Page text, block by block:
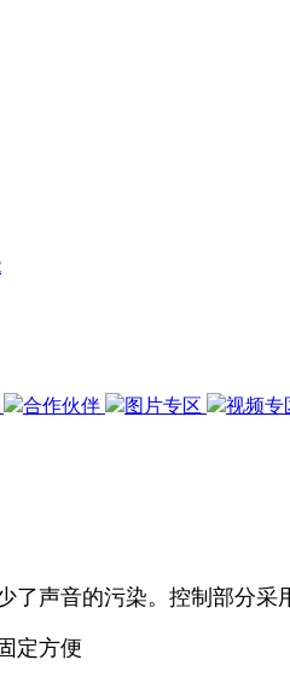
合作伙伴 图片专区 视频专
声音的污染。控制部分采
定方便